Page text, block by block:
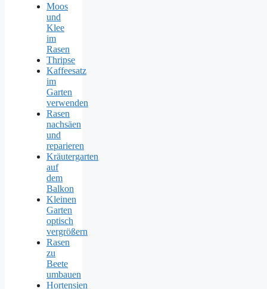
Moos
und
Klee
im
Rasen
Thripse
Kaffeesatz
im
Garten
verwenden
Rasen
nachsäen
und
reparieren
Kräutergarten
auf
dem
Balkon
Kleinen
Garten
optisch
vergrößern
Rasen
zu
Beete
umbauen
Hortensien